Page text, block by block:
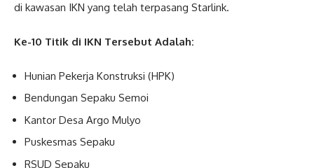
di kawasan IKN yang telah terpasang Starlink.
Ke-10 Titik di IKN Tersebut Adalah:
Hunian Pekerja Konstruksi (HPK)
Bendungan Sepaku Semoi
Kantor Desa Argo Mulyo
Puskesmas Sepaku
RSUD Sepaku